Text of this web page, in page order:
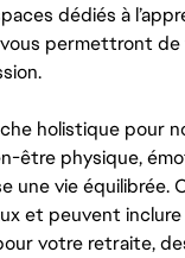
dédiés à
permettront
holistique pour
être physique,
une vie
et peuvent
votre retraite,